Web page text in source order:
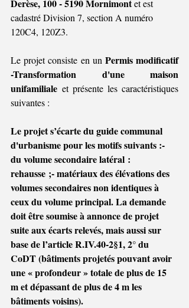
Derèse, 100 - 5190 Mornimont et est
cadastré Division 7, section A numéro
120C4, 120Z3.
Le projet consiste en un Permis modificatif
-Transformation d'une maison
unifamiliale et présente les caractéristiques
suivantes :
Le projet s’écarte du guide communal
d'urbanisme pour les motifs suivants :-
du volume secondaire latéral :
rehausse ;- matériaux des élévations des
volumes secondaires non identiques à
ceux du volume principal. La demande
doit être soumise à annonce de projet
suite aux écarts relevés, mais aussi sur
base de l’article R.IV.40-2§1, 2° du
CoDT (bâtiments projetés pouvant avoir
une « profondeur » totale de plus de 15
m et dépassant de plus de 4 m les
bâtiments voisins).